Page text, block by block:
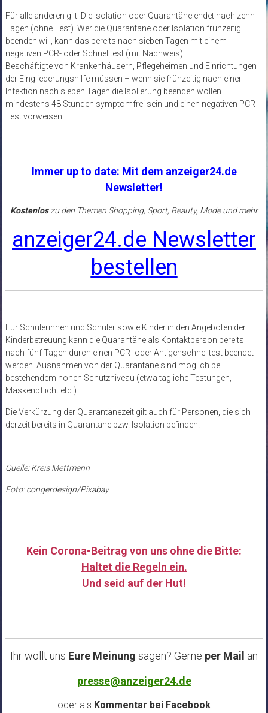
Für alle anderen gilt: Die Isolation oder Quarantäne endet nach zehn
Tagen (ohne Test). Wer die Quarantäne oder Isolation frühzeitig
beenden will, kann das bereits nach sieben Tagen mit einem
negativen PCR- oder Schnelltest (mit Nachweis).
Beschäftigte von Krankenhäusern, Pflegeheimen und Einrichtungen
der Eingliederungshilfe müssen – wenn sie frühzeitig nach einer
Infektion nach sieben Tagen die Isolierung beenden wollen –
mindestens 48 Stunden symptomfrei sein und einen negativen PCR-
Test vorweisen.
Immer up to date: Mit dem anzeiger24.de
Newsletter!
Kostenloszu den Themen Shopping, Sport, Beauty, Mode und mehr
anzeiger24.de Newsletter
bestellen
Für Schülerinnen und Schüler sowie Kinder in den Angeboten der
Kinderbetreuung kann die Quarantäne als Kontaktperson bereits
nach fünf Tagen durch einen PCR- oder Antigenschnelltest beendet
werden. Ausnahmen von der Quarantäne sind möglich bei
bestehendem hohen Schutzniveau (etwa tägliche Testungen,
Maskenpflicht etc.).
Die Verkürzung der Quarantänezeit gilt auch für Personen, die sich
derzeit bereits in Quarantäne bzw. Isolation befinden.
Quelle: Kreis Mettmann
Foto: congerdesign/Pixabay
Kein Corona-Beitrag von uns ohne die Bitte:
Haltet die Regeln ein.
Und seid auf der Hut!
Ihr wollt uns Eure Meinung sagen? Gerne per Mail an
presse@anzeiger24.de
oder als Kommentar bei Facebook